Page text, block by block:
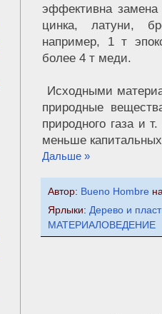
эффективна
цинка, латуни,
например, 1 т
более 4 т меди.
Исходными
природные
природного газа и
меньше
Дальше »
Автор: Bueno Hombre
Ярлыки: Дерево и
МАТЕРИАЛОВЕДЕНИЕ